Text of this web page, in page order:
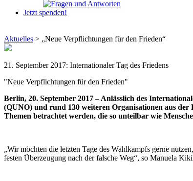
Jetzt spenden!
Aktuelles > „Neue Verpflichtungen für den Frieden“
21. September 2017: Internationaler Tag des Friedens
"Neue Verpflichtungen für den Frieden"
Berlin, 20. September 2017 – Anlässlich des
(QUNO) und rund 130 weiteren Organisationen aus
Themen betrachtet werden, die so unteilbar wie
„Wir möchten die letzten Tage des Wahlkampfs gerne
festen Überzeugung nach der falsche Weg“, so Manuela